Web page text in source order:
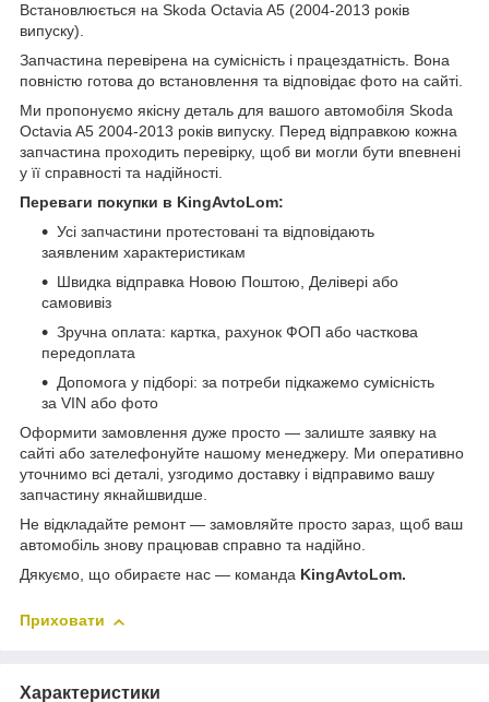
Встановлюється на Skoda Octavia A5 (2004-2013 років
випуску).
Запчастина перевірена на сумісність і працездатність. Вона
повністю готова до встановлення та відповідає фото на сайті.
Ми пропонуємо якісну деталь для вашого автомобіля Skoda
Octavia A5 2004-2013 років випуску. Перед відправкою кожна
запчастина проходить перевірку, щоб ви могли бути впевнені
у її справності та надійності.
Переваги покупки в KingAvtoLom:
Усі запчастини протестовані та відповідають
заявленим характеристикам
Швидка відправка Новою Поштою, Делівері або
самовивіз
Зручна оплата: картка, рахунок ФОП або часткова
передоплата
Допомога у підборі: за потреби підкажемо сумісність
за VIN або фото
Оформити замовлення дуже просто — залиште заявку на
сайті або зателефонуйте нашому менеджеру. Ми оперативно
уточнимо всі деталі, узгодимо доставку і відправимо вашу
запчастину якнайшвидше.
Не відкладайте ремонт — замовляйте просто зараз, щоб ваш
автомобіль знову працював справно та надійно.
Дякуємо, що обираєте нас — команда KingAvtoLom.
Приховати
Характеристики